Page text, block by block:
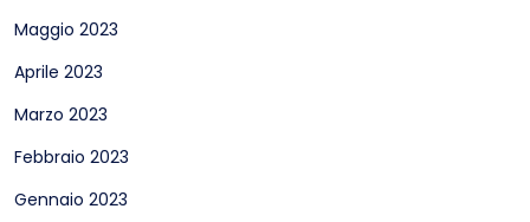
Maggio 2023
Aprile 2023
Marzo 2023
Febbraio 2023
Gennaio 2023